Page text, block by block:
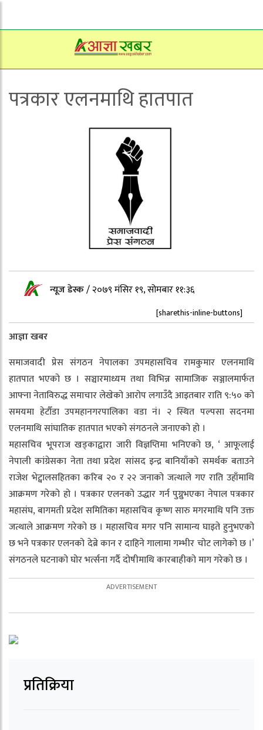
पत्रकार एलनमाथि हातपात
न्यूज डेस्क/२०७९ मंसिर १९, सोमबार ११:३६
[sharethis-inline-buttons]
आज्ञा खबर
समाजवादी प्रेस संगठन नेपालका उपमहासचिव रामकुमार एलनमाथि
हातपात भएको छ । सञ्चारमाध्यम तथा विभिन्न सामाजिक सञ्जालमार्फत
आफ्ना नेताविरुद्ध समाचार लेखेको आरोप लगाउँदै आइतबार राति ९:५० को
समयमा हेटौँडा उपमहानगरपालिका वडा नं। २ स्थित पल्पसा सदनमा
एलनमाथि सांघातिक हातपात भएको संगठनले जनाएको हो ।
महासचिव भूपराज खड्काद्वारा जारी विज्ञप्तिमा भनिएको छ, ‘ आफूलाई
नेपाली कांग्रेसका नेता तथा प्रदेश सांसद इन्द्र बानियाँको समर्थक बताउने
राजेश भेट्वालसहितका करिब २० र २२ जनाको जत्थाले गए राति उहाँमाथि
आक्रमण गरेको हो । पत्रकार एलनको उद्धार गर्न पुग्नुभएका नेपाल पत्रकार
महासंघ, बागमती प्रदेश समितिका महासचिव कृष्ण सारु मगरमाथि पनि उक्त
जत्थाले आक्रमण गरेको छ । महासचिव मगर पनि सामान्य घाइते हुनुभएको
छ भने पत्रकार एलनको देब्रे कान र दाहिने गालामा गम्भीर चोट लागेको छ ।’
संगठनले घटनाको घोर भर्त्सना गर्दै दोषीमाथि कारबाहीको माग गरेको छ ।
प्रतिक्रिया